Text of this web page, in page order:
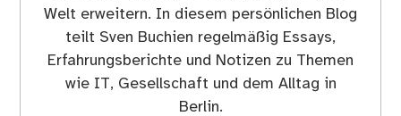
Welt erweitern. In diesem persönlichen Blog
teilt Sven Buchien regelmäßig Essays,
Erfahrungsberichte und Notizen zu Themen
wie IT, Gesellschaft und dem Alltag in
Berlin.